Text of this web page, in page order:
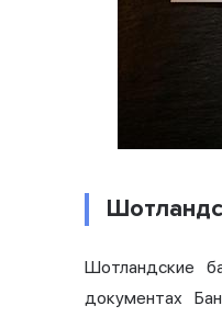
Шотландские
документах